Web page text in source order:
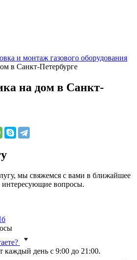
и монтаж газового оборудования
в Санкт-Петербурге
на дом в Санкт-
мы свяжемся с вами в ближайшее
интересующие вопросы.
каждый день с 9:00 до 21:00.